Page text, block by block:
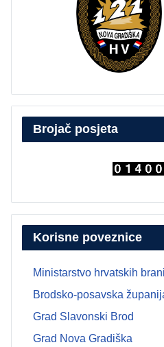
Brojač posjeta
Korisne poveznice
Ministarstvo hrvatskih
Brodsko-posavska
Grad Slavonski Brod
Grad Nova Gradiška